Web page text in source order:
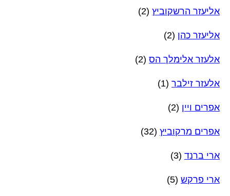
אליעזר הרשקוביץ (2)
אליעזר כהן (2)
אלעזר אלימלך הס (2)
אלעזר זילבר (1)
אפרים ויין (2)
אפרים מרקוביץ (32)
ארי ברנד (3)
ארי פרקש (5)